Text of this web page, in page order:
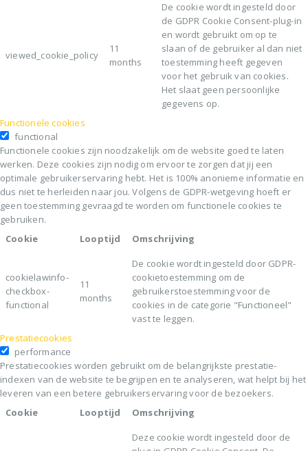
viewed_cookie_policy
11
months
De cookie wordt ingesteld door
de GDPR Cookie Consent-plug-in
en wordt gebruikt om op te
slaan of de gebruiker al dan niet
toestemming heeft gegeven
voor het gebruik van cookies.
Het slaat geen persoonlijke
gegevens op.
Functionele cookies
functional
Functionele cookies zijn noodzakelijk om de website goed te laten
werken. Deze cookies zijn nodig om ervoor te zorgen dat jij een
optimale gebruikerservaring hebt. Het is 100% anonieme informatie en
dus niet te herleiden naar jou. Volgens de GDPR-wetgeving hoeft er
geen toestemming gevraagd te worden om functionele cookies te
gebruiken.
Cookie
Looptijd Omschrijving
cookielawinfo-
checkbox-
functional
11
months
De cookie wordt ingesteld door GDPR-
cookietoestemming om de
gebruikerstoestemming voor de
cookies in de categorie "Functioneel"
vast te leggen.
Prestatiecookies
performance
Prestatiecookies worden gebruikt om de belangrijkste prestatie-
indexen van de website te begrijpen en te analyseren, wat helpt bij het
leveren van een betere gebruikerservaring voor de bezoekers.
Cookie
Looptijd Omschrijving
Deze cookie wordt ingesteld door de